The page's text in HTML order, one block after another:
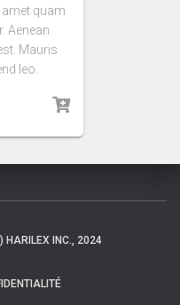
amet quam
Aenean
Mauris
leo.
HARILEX INC., 2024